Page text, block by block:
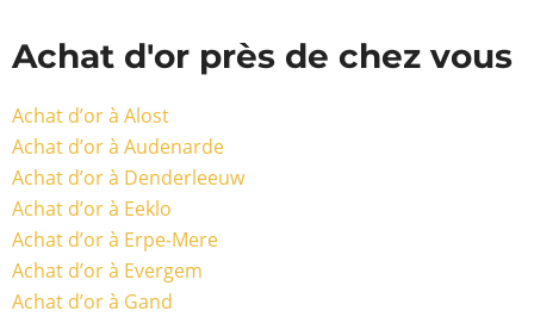
Achat d'or près de chez vous
Achat d’or à Alost
Achat d’or à Audenarde
Achat d’or à Denderleeuw
Achat d’or à Eeklo
Achat d’or à Erpe-Mere
Achat d’or à Evergem
Achat d’or à Gand